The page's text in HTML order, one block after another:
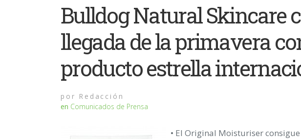
Bulldog Natural Skincare
llegada de la primavera
producto estrella
por Redacción
en Comunicados de Prensa
• El Original Moisturiser